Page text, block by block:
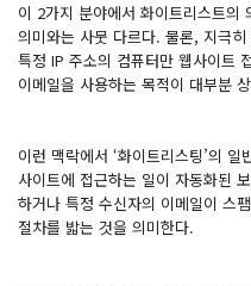
이 2가지 분야에서 화이트리스트의
의미와는 사뭇 다르다. 물론, 지극
특정 IP 주소의 컴퓨터만 웹사이트
이메일을 사용하는 목적이 대부분
이런 맥락에서 ‘화이트리스팅’의
사이트에 접근하는 일이 자동화된
하거나 특정 수신자의 이메일이 스
절차를 밟는 것을 의미한다.